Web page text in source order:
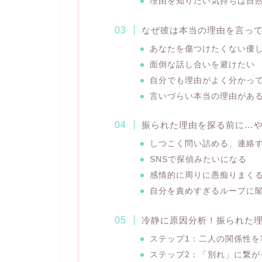
なぜ彼は本当の理由を言っ
あなたを傷つけたくない優
面倒な話し合いを避けたい
自分でも理由がよく分かっ
言いづらい本当の理由があ
振られた理由を探る前に…
しつこく問い詰める、連絡
SNSで探偵みたいになる
感情的に周りに愚痴りまく
自分を責めすぎるループに
冷静に原因分析！振られた
ステップ1：二人の関係性
ステップ2：「別れ」に繋